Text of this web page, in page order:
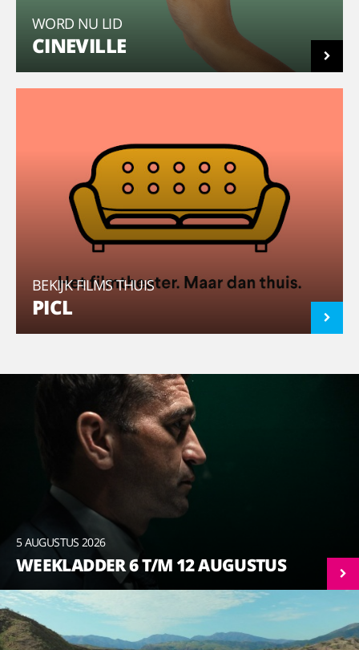
WORD NU LID
CINEVILLE
BEKIJK FILMS THUIS
PICL
5 AUGUSTUS 2026
WEEKLADDER 6 T/M 12 AUGUSTUS